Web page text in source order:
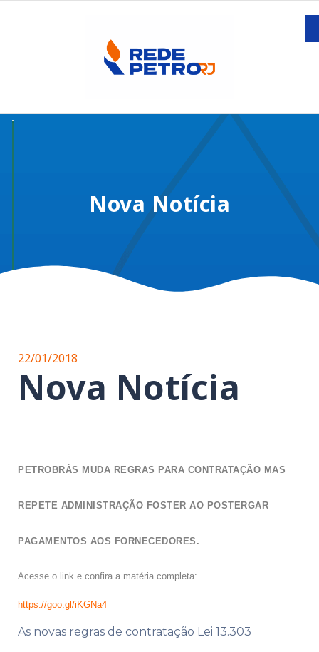
Nova Notícia
22/01/2018
Nova Notícia
PETROBRÁS MUDA REGRAS PARA CONTRATAÇÃO MAS
REPETE ADMINISTRAÇÃO FOSTER AO POSTERGAR
PAGAMENTOS AOS FORNECEDORES.
Acesse o link e confira a matéria completa:
https://goo.gl/iKGNa4
As novas regras de contratação Lei 13.303